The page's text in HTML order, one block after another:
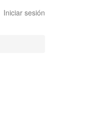
Iniciar sesión